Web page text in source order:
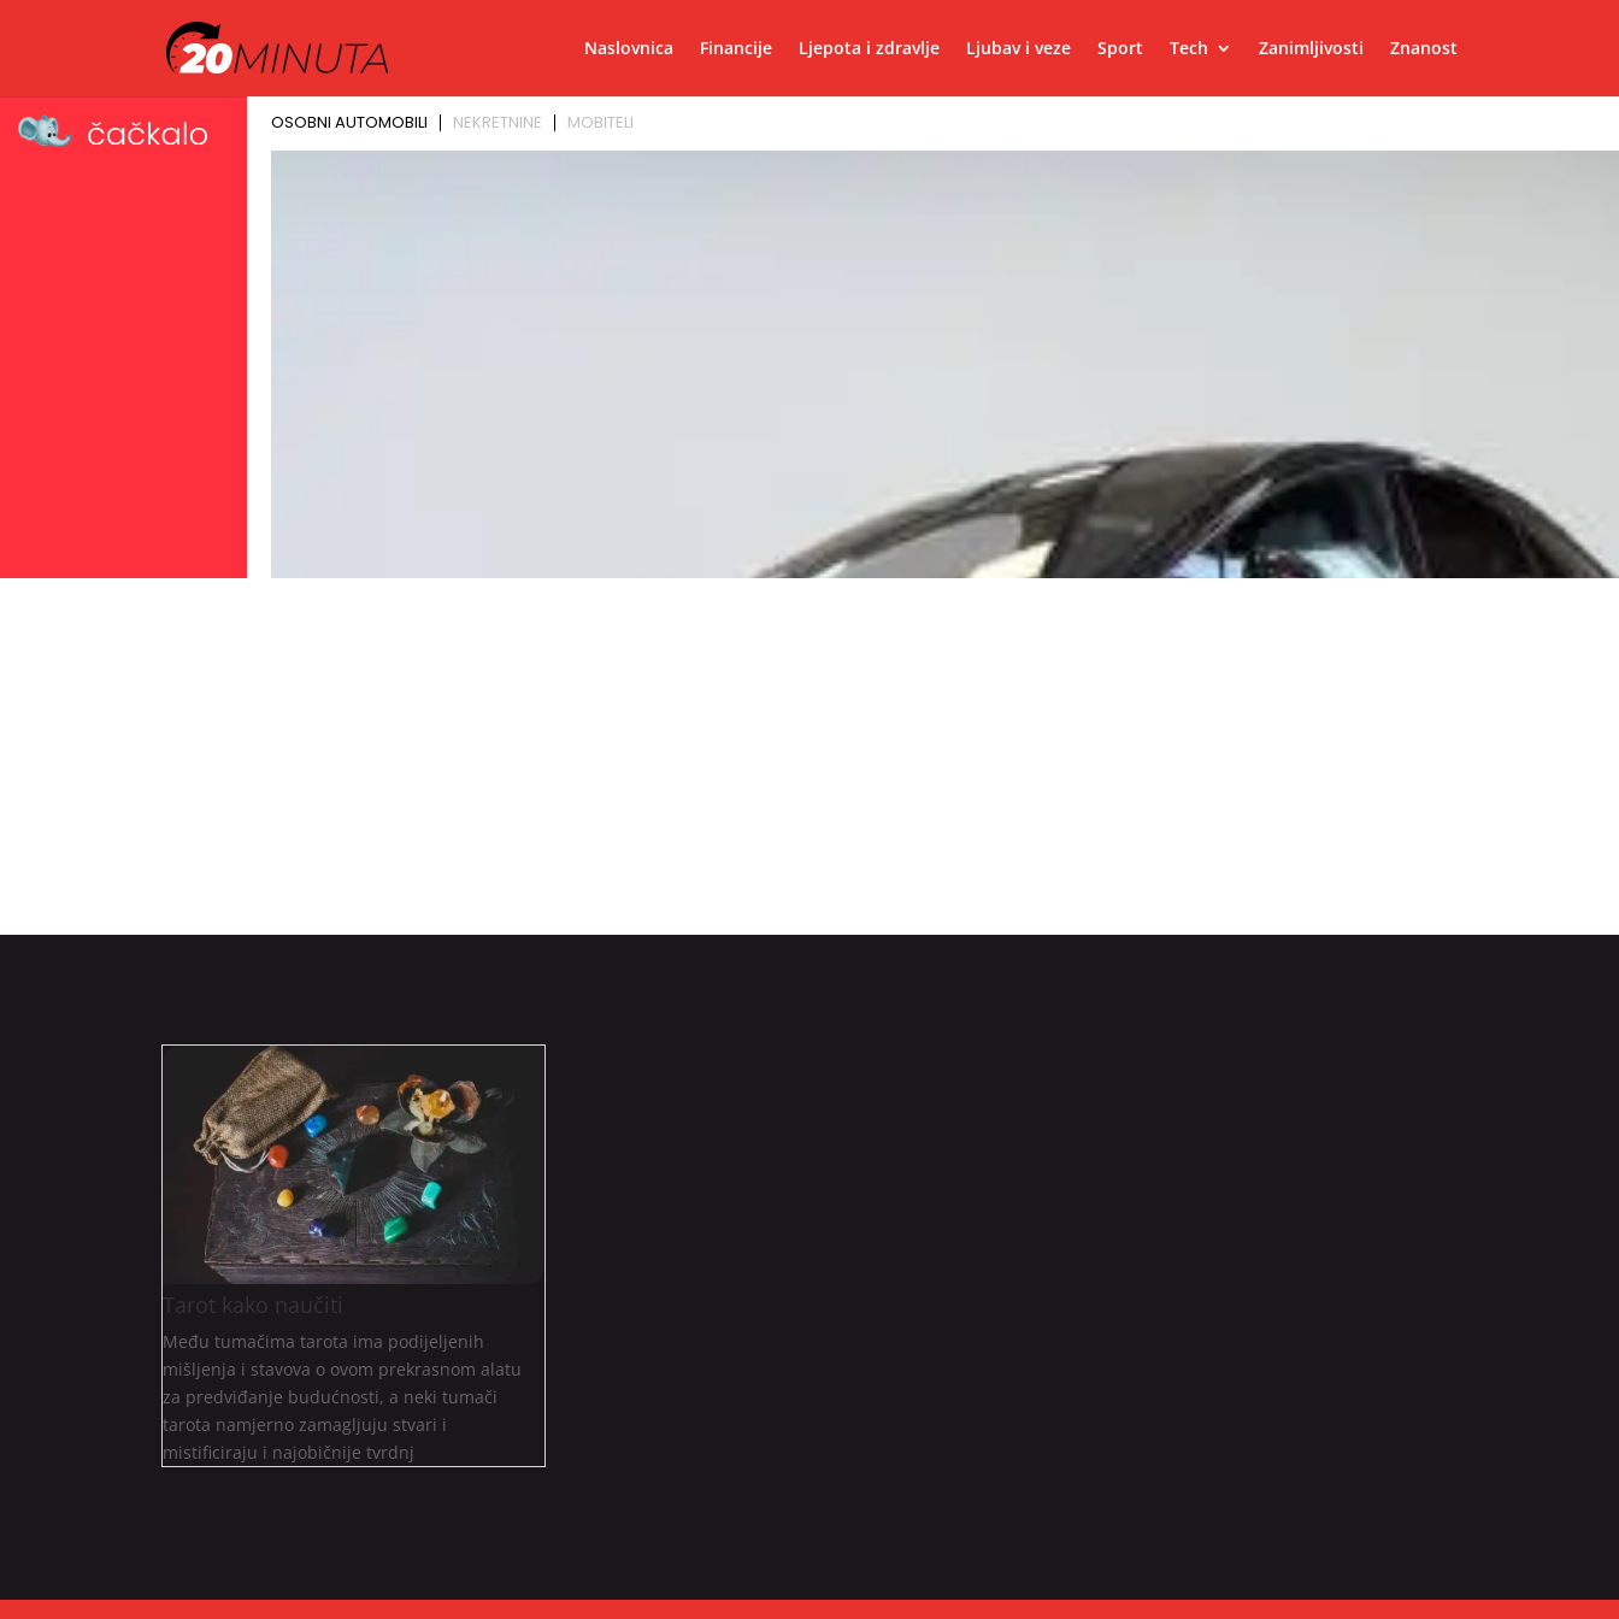
Naslovnica Financije Ljepota i zdravlje Ljubav i veze Sport Tech Zanimljivosti Znanost
Tarot kako naučiti
Među tumačima tarota ima podijeljenih
mišljenja i stavova o ovom prekrasnom alatu
za predviđanje budućnosti, a neki tumači
tarota namjerno zamagljuju stvari i
mistificiraju i najobičnije tvrdnj